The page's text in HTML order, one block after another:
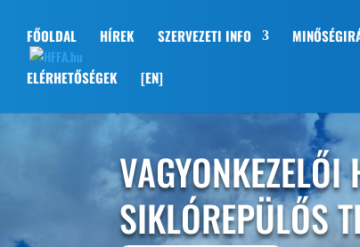
FŐOLDAL HÍREK SZERVEZETI INFO
ELÉRHETŐSÉGEK [EN]
SIKLÓREPÜLŐS